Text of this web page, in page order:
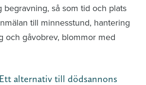
begravning, så som tid och plats
till minnesstund, hantering
och gåvobrev, blommor med
alternativ till dödsannons